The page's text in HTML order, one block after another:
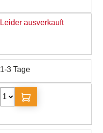
Leider ausverkauft
1-3 Tage